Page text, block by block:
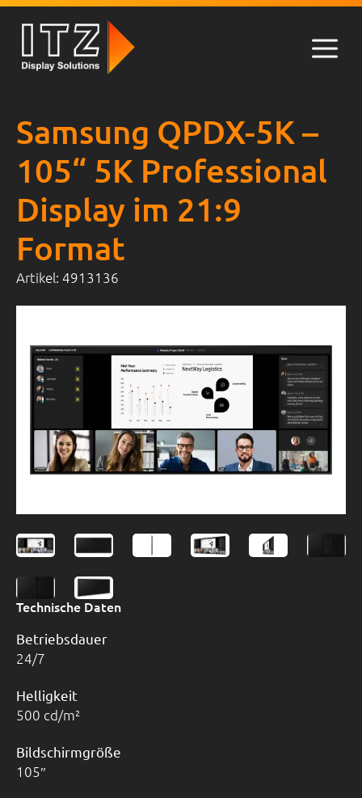
Zum
Inhalt
Samsung QPDX-5K –
105“ 5K Professional
Display im 21:9
Format
Artikel: 4913136
Technische Daten
Betriebsdauer
24/7
Helligkeit
500 cd/m²
Bildschirmgröße
105